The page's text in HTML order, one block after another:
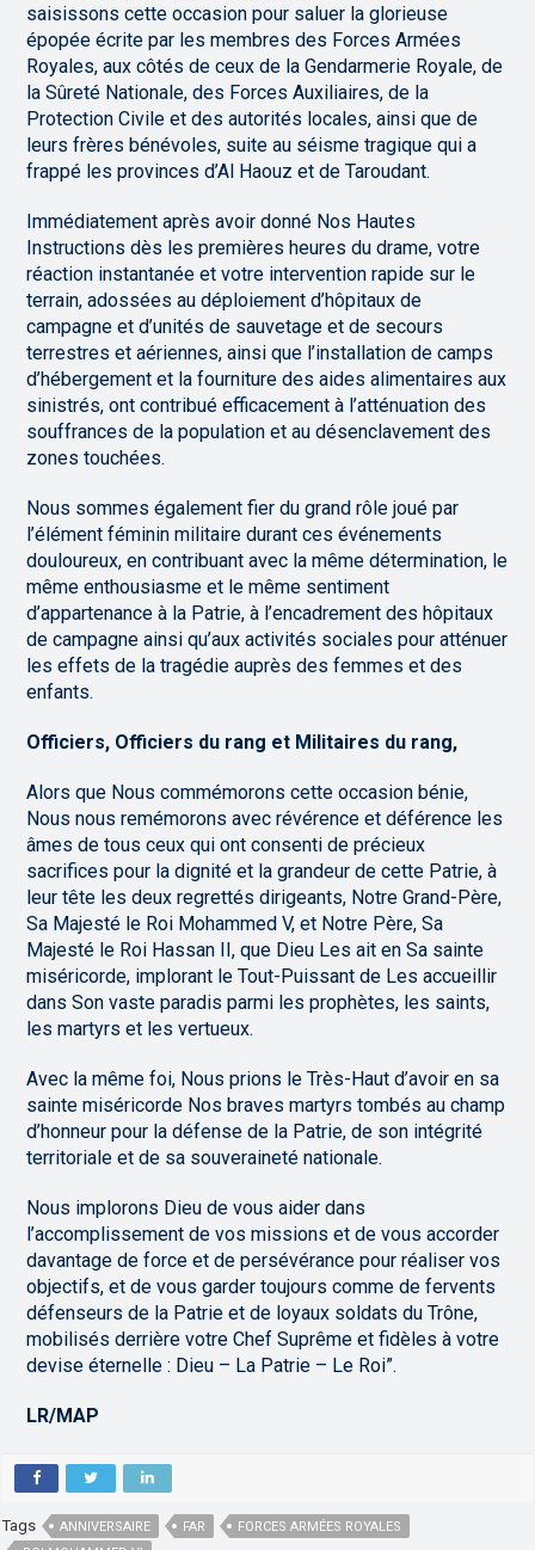
saisissons cette occasion pour saluer la glorieuse
épopée écrite par les membres des Forces Armées
Royales, aux côtés de ceux de la Gendarmerie Royale, de
la Sûreté Nationale, des Forces Auxiliaires, de la
Protection Civile et des autorités locales, ainsi que de
leurs frères bénévoles, suite au séisme tragique qui a
frappé les provinces d’Al Haouz et de Taroudant.
Immédiatement après avoir donné Nos Hautes
Instructions dès les premières heures du drame, votre
réaction instantanée et votre intervention rapide sur le
terrain, adossées au déploiement d’hôpitaux de
campagne et d’unités de sauvetage et de secours
terrestres et aériennes, ainsi que l’installation de camps
d’hébergement et la fourniture des aides alimentaires aux
sinistrés, ont contribué efficacement à l’atténuation des
souffrances de la population et au désenclavement des
zones touchées.
Nous sommes également fier du grand rôle joué par
l’élément féminin militaire durant ces événements
douloureux, en contribuant avec la même détermination, le
même enthousiasme et le même sentiment
d’appartenance à la Patrie, à l’encadrement des hôpitaux
de campagne ainsi qu’aux activités sociales pour atténuer
les effets de la tragédie auprès des femmes et des
enfants.
Officiers, Officiers du rang et Militaires du rang,
Alors que Nous commémorons cette occasion bénie,
Nous nous remémorons avec révérence et déférence les
âmes de tous ceux qui ont consenti de précieux
sacrifices pour la dignité et la grandeur de cette Patrie, à
leur tête les deux regrettés dirigeants, Notre Grand-Père,
Sa Majesté le Roi Mohammed V, et Notre Père, Sa
Majesté le Roi Hassan II, que Dieu Les ait en Sa sainte
miséricorde, implorant le Tout-Puissant de Les accueillir
dans Son vaste paradis parmi les prophètes, les saints,
les martyrs et les vertueux.
Avec la même foi, Nous prions le Très-Haut d’avoir en sa
sainte miséricorde Nos braves martyrs tombés au champ
d’honneur pour la défense de la Patrie, de son intégrité
territoriale et de sa souveraineté nationale.
Nous implorons Dieu de vous aider dans
l’accomplissement de vos missions et de vous accorder
davantage de force et de persévérance pour réaliser vos
objectifs, et de vous garder toujours comme de fervents
défenseurs de la Patrie et de loyaux soldats du Trône,
mobilisés derrière votre Chef Suprême et fidèles à votre
devise éternelle : Dieu – La Patrie – Le Roi”.
LR/MAP
Tags ANNIVERSAIRE FAR
FORCES ARMÉES ROYALES